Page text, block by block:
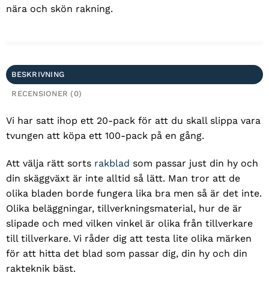
nära och skön rakning.
BESKRIVNING
RECENSIONER (0)
Vi har satt ihop ett 20-pack för att du skall slippa vara
tvungen att köpa ett 100-pack på en gång.
Att välja rätt sorts rakblad som passar just din hy och
din skäggväxt är inte alltid så lätt. Man tror att de
olika bladen borde fungera lika bra men så är det inte.
Olika beläggningar, tillverkningsmaterial, hur de är
slipade och med vilken vinkel är olika från tillverkare
till tillverkare. Vi råder dig att testa lite olika märken
för att hitta det blad som passar dig, din hy och din
rakteknik bäst.